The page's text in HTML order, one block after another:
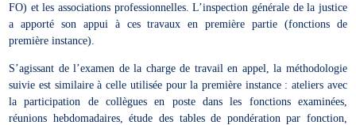
FO) et les associations professionnelles. L’inspection générale de la justice
a apporté son appui à ces travaux en première partie (fonctions de
première instance).
S’agissant de l’examen de la charge de travail en appel, la méthodologie
suivie est similaire à celle utilisée pour la première instance : ateliers avec
la participation de collègues en poste dans les fonctions examinées,
réunions hebdomadaires, étude des tables de pondération par fonction,